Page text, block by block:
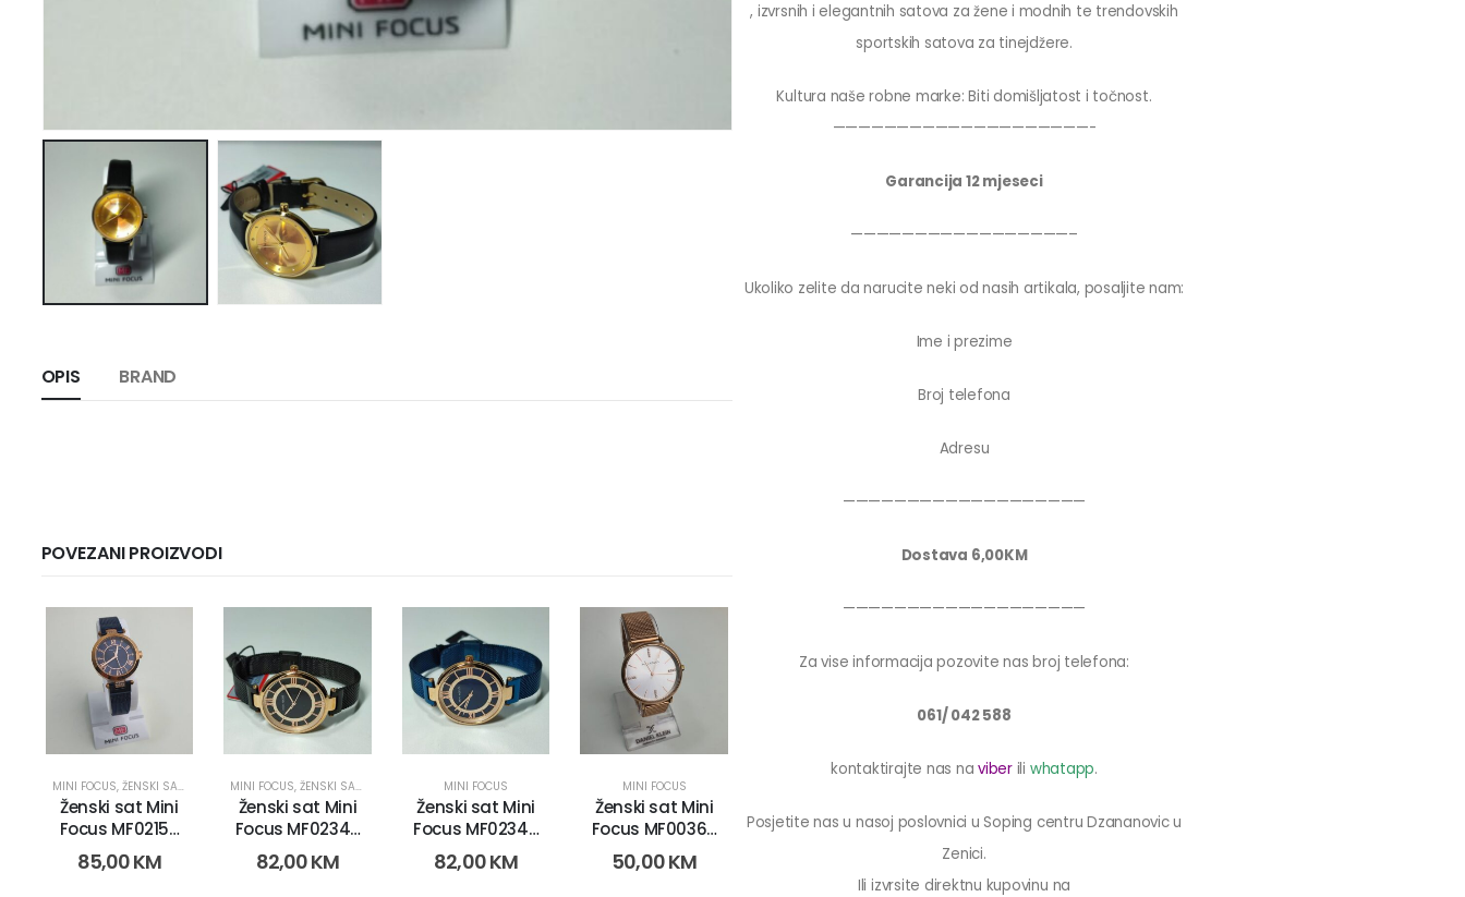
OPIS BRAND
POVEZANI PROIZVODI
MINI FOCUS, ŽENSKI SATOVI
Ženski sat Mini
Focus MF0215L.
(1376-4)
85,00KM
MINI FOCUS,ŽENSKI SATOVI
Ženski sat Mini
Focus MF0234L.
(2623)
82,00KM
MINI FOCUS
Ženski sat Mini
Focus MF0234L.
(2623-4)
82,00KM
MINI FOCUS
Ženski sat Mini
Focus MF0036L.
(9202)
50,00KM
, izvrsnih i elegantnih satova za žene i modnih te trendovskih
sportskih satova za tinejdžere.
Kultura naše robne marke: Biti domišljatost i točnost.
————————————————————-
Garancija 12 mjeseci
—————————————————–
Ukoliko zelite da narucite neki od nasih artikala, posaljite nam:
Ime i prezime
Broj telefona
Adresu
———————————————————
Dostava 6,00KM
———————————————————
Za vise informacija pozovite nas broj telefona:
061/ 042 588
kontaktirajte nas naviberili whatapp.
Posjetite nas u nasoj poslovnici u Soping centru Dzananovic u
Zenici.
Ili izvrsite direktnu kupovinu na